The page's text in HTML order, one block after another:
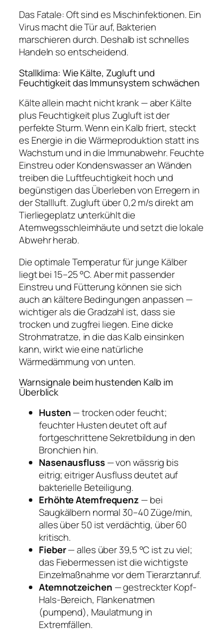
Das Fatale: Oft sind es Mischinfektionen. Ein
Virus macht die Tür auf, Bakterien
marschieren durch. Deshalb ist schnelles
Handeln so entscheidend.
Stallklima: Wie Kälte, Zugluft und
Feuchtigkeit das Immunsystem schwächen
Kälte allein macht nicht krank — aber Kälte
plus Feuchtigkeit plus Zugluft ist der
perfekte Sturm. Wenn ein Kalb friert, steckt
es Energie in die Wärmeproduktion statt ins
Wachstum und in die Immunabwehr. Feuchte
Einstreu oder Kondenswasser an Wänden
treiben die Luftfeuchtigkeit hoch und
begünstigen das Überleben von Erregern in
der Stallluft. Zugluft über 0,2 m/s direkt am
Tierliegeplatz unterkühlt die
Atemwegsschleimhäute und setzt die lokale
Abwehr herab.
Die optimale Temperatur für junge Kälber
liegt bei 15–25 °C. Aber mit passender
Einstreu und Fütterung können sie sich
auch an kältere Bedingungen anpassen —
wichtiger als die Gradzahl ist, dass sie
trocken und zugfrei liegen. Eine dicke
Strohmatratze, in die das Kalb einsinken
kann, wirkt wie eine natürliche
Wärmedämmung von unten.
Warnsignale beim hustenden Kalb im
Überblick
Husten— trocken oder feucht;
feuchter Husten deutet oft auf
fortgeschrittene Sekretbildung in den
Bronchien hin.
Nasenausfluss— von wässrig bis
eitrig; eitriger Ausfluss deutet auf
bakterielle Beteiligung.
Erhöhte Atemfrequenz — bei
Saugkälbern normal 30–40 Züge/min,
alles über 50 ist verdächtig, über 60
kritisch.
Fieber— alles über 39,5 °C ist zu viel;
das Fiebermessen ist die wichtigste
Einzelmaßnahme vor dem Tierarztanruf.
Atemnotzeichen — gestreckter Kopf-
Hals-Bereich, Flankenatmen
(pumpend), Maulatmung in
Extremfällen.